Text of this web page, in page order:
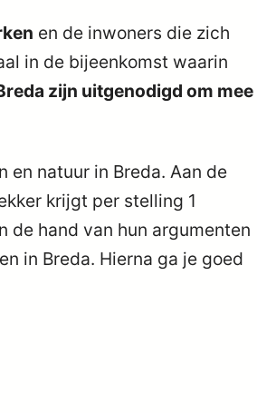
en de inwoners die zich
in de bijeenkomst waarin
zijn uitgenodigd om mee
natuur in Breda. Aan de
krijgt per stelling 1
de hand van hun argumenten
in Breda. Hierna ga je goed